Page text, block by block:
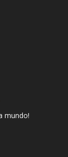
mundo!